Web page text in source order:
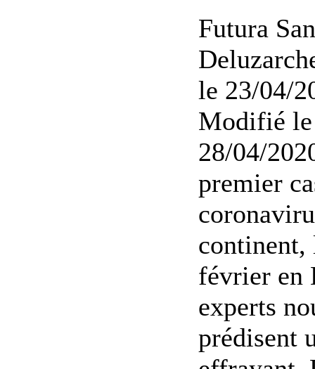
Futura
le 23/04/
Modifié le
28/04/
premier
continent,
février en
experts
prédisent